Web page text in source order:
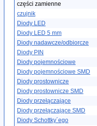
części zamienne
czujnik
Diody LED
Diody LED 5 mm
Diody nadawcze/odbiorcze
Diody PIN
Diody pojemnościowe
Diody pojemnościowe SMD
Diody prostownicze
Diody prostownicze SMD
Diody przełączające
Diody przełączające SMD
Diody Schottky´ego